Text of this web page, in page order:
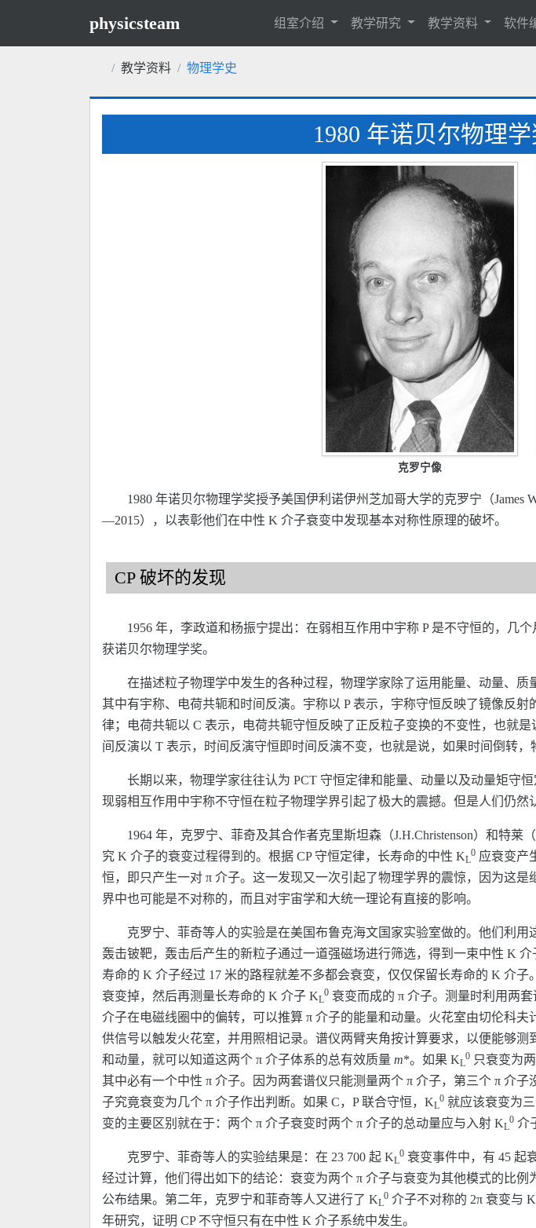
physicsteam 组室介绍 教学研究 教学资料 软件
教学资料 物理学史
1980 年诺贝尔物理
克罗宁像
1980 年诺贝尔物理学奖授予美国伊利诺伊州芝加哥大学的克罗宁（
—2015），以表彰他们在中性 K 介子衰变中发现基本对称性原理的破坏。
CP 破坏的发现
1956 年，李政道和杨振宁提出：在弱相互作用中宇称 P 是不守恒的，几
获诺贝尔物理学奖。
在描述粒子物理学中发生的各种过程，物理学家除了运用能量、动量、
其中有宇称、电荷共轭和时间反演。宇称以 P 表示，宇称守恒反映了镜像反
律；电荷共轭以 C 表示，电荷共轭守恒反映了正反粒子变换的不变性，也就
间反演以 T 表示，时间反演守恒即时间反演不变，也就是说，如果时间倒转，
长期以来，物理学家往往认为 PCT 守恒定律和能量、动量以及动量矩守
现弱相互作用中宇称不守恒在粒子物理学界引起了极大的震撼。但是人们仍然
1964 年，克罗宁、菲奇及其合作者克里斯坦森（J.H.Christenson）和特
究 K 介子的衰变过程得到的。根据 CP 守恒定律，长寿命的中性 KL
0 应衰变产
恒，即只产生一对 π 介子。这一发现又一次引起了物理学界的震惊，因为这
界中也可能是不对称的，而且对宇宙学和大统一理论有直接的影响。
克罗宁、菲奇等人的实验是在美国布鲁克海文国家实验室做的。他们利
轰击铍靶，轰击后产生的新粒子通过一道强磁场进行筛选，得到一束中性 K
寿命的 K 介子经过 17 米的路程就差不多都会衰变，仅仅保留长寿命的 K 介
衰变掉，然后再测量长寿命的 K 介子 KL
0 衰变而成的 π 介子。测量时利用两
介子在电磁线圈中的偏转，可以推算 π 介子的能量和动量。火花室由切伦科
供信号以触发火花室，并用照相记录。谱仪两臂夹角按计算要求，以便能够测
和动量，就可以知道这两个 π 介子体系的总有效质量 m*。如果 KL
0 只衰变为
其中必有一个中性 π 介子。因为两套谱仪只能测量两个 π 介子，第三个 π 介子
子究竟衰变为几个 π 介子作出判断。如果 C，P 联合守恒，KL
0 就应该衰变为
变的主要区别就在于：两个 π 介子衰变时两个 π 介子的总动量应与入射 KL
0 介
克罗宁、菲奇等人的实验结果是：在 23 700 起 KL
0 衰变事件中，有 45 起
经过计算，他们得出如下的结论：衰变为两个 π 介子与衰变为其他模式的比
公布结果。第二年，克罗宁和菲奇等人又进行了 KL
0 介子不对称的 2π 衰变与 K
年研究，证明 CP 不守恒只有在中性 K 介子系统中发生。